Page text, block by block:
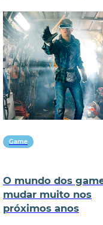
Game
O mundo dos
mudar muito nos
próximos anos